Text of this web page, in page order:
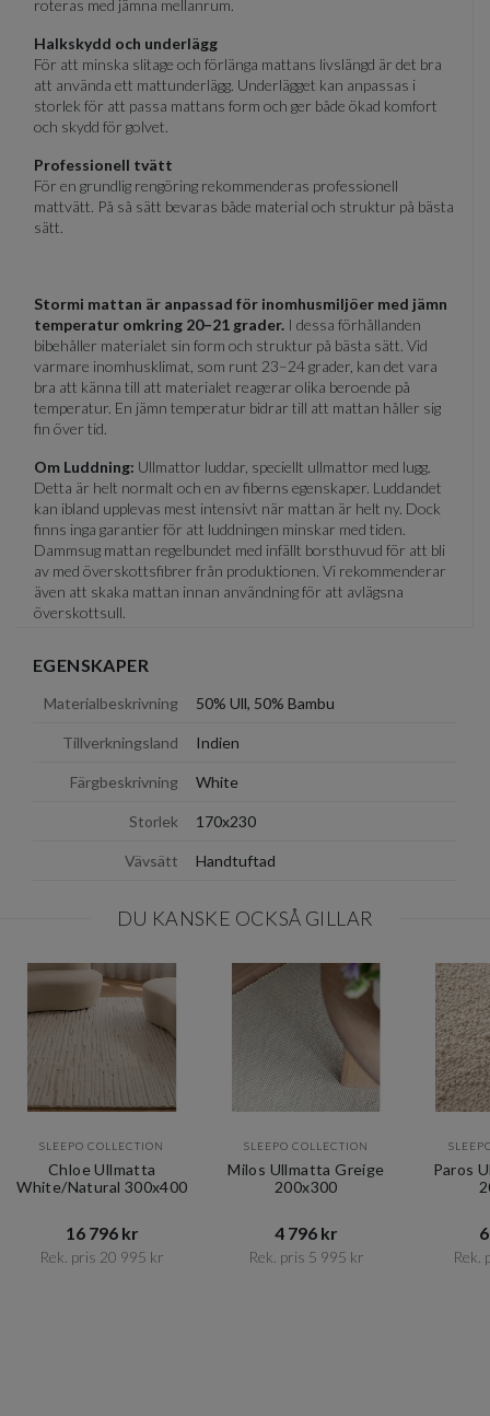
roteras med jämna mellanrum.
Halkskydd och underlägg
För att minska slitage och förlänga mattans livslängd är det bra
att använda ett mattunderlägg. Underlägget kan anpassas i
storlek för att passa mattans form och ger både ökad komfort
och skydd för golvet.
Professionell tvätt
För en grundlig rengöring rekommenderas professionell
mattvätt. På så sätt bevaras både material och struktur på bästa
sätt.
Stormi mattan är anpassad för inomhusmiljöer med jämn
temperatur omkring 20–21 grader. I dessa förhållanden
bibehåller materialet sin form och struktur på bästa sätt. Vid
varmare inomhusklimat, som runt 23–24 grader, kan det vara
bra att känna till att materialet reagerar olika beroende på
temperatur. En jämn temperatur bidrar till att mattan håller sig
fin över tid.
Om Luddning: Ullmattor luddar, speciellt ullmattor med lugg.
Detta är helt normalt och en av fiberns egenskaper. Luddandet
kan ibland upplevas mest intensivt när mattan är helt ny. Dock
finns inga garantier för att luddningen minskar med tiden.
Dammsug mattan regelbundet med infällt borsthuvud för att bli
av med överskottsfibrer från produktionen. Vi rekommenderar
även att skaka mattan innan användning för att avlägsna
överskottsull.
EGENSKAPER
Materialbeskrivning 50% Ull, 50% Bambu
Tillverkningsland Indien
Färgbeskrivning White
Storlek 170x230
Vävsätt Handtuftad
DU KANSKE OCKSÅ GILLAR
SLEEPO COLLECTION
Chloe Ullmatta
White/Natural 300x400
16 796 kr​​
Rek. pris 20 995 kr​​
SLEEPO COLLECTION
Milos Ullmatta Greige
200x300
4 796 kr​​
Rek. pris 5 995 kr​​
Paros
Rek.